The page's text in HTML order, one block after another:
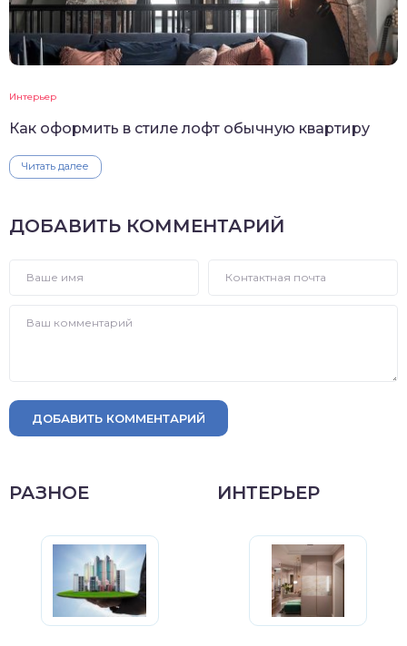
Интерьер
Как оформить в стиле лофт обычную квартиру
Читать далее
ДОБАВИТЬ КОММЕНТАРИЙ
ДОБАВИТЬ КОММЕНТАРИЙ
РАЗНОЕ ИНТЕРЬЕР